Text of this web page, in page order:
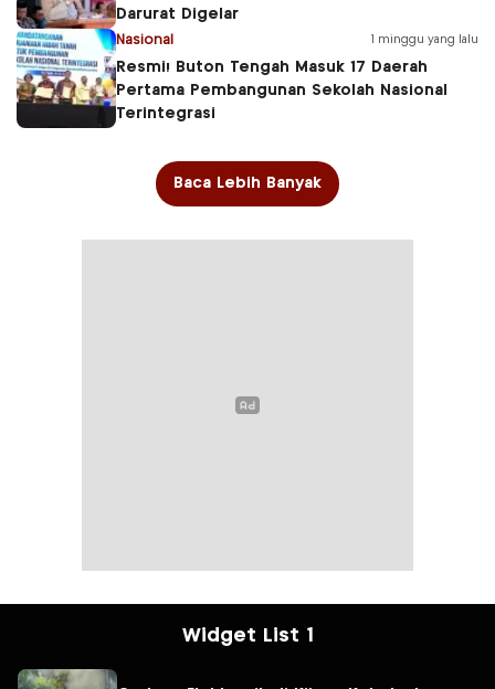
Darurat Digelar
Nasional 1 minggu yang lalu
Resmi! Buton Tengah Masuk 17 Daerah
Pertama Pembangunan Sekolah Nasional
Terintegrasi
Baca Lebih Banyak
Widget List 1